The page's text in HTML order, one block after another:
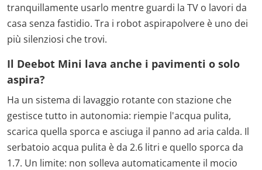
tranquillamente usarlo mentre guardi la TV o lavori da
casa senza fastidio. Tra i robot aspirapolvere è uno dei
più silenziosi che trovi.
Il Deebot Mini lava anche i pavimenti o solo
aspira?
Ha un sistema di lavaggio rotante con stazione che
gestisce tutto in autonomia: riempie l'acqua pulita,
scarica quella sporca e asciuga il panno ad aria calda. Il
serbatoio acqua pulita è da 2.6 litri e quello sporca da
1.7. Un limite: non solleva automaticamente il mocio